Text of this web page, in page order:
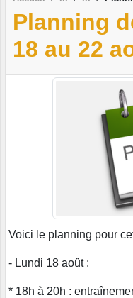
Planning
18 au 22
Voici le planning pour
- Lundi 18 août :
* 18h à 20h :